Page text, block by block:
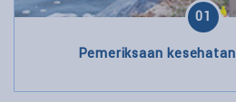
01
Pemeriksaan